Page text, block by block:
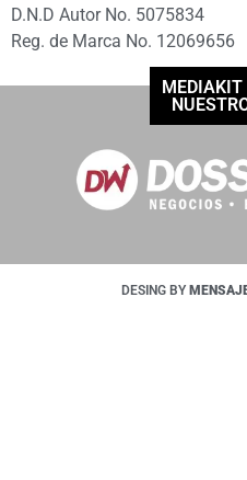
D.N.D Autor No. 5075834
Reg. de Marca No. 12069656
MEDIAKIT
DESING BY